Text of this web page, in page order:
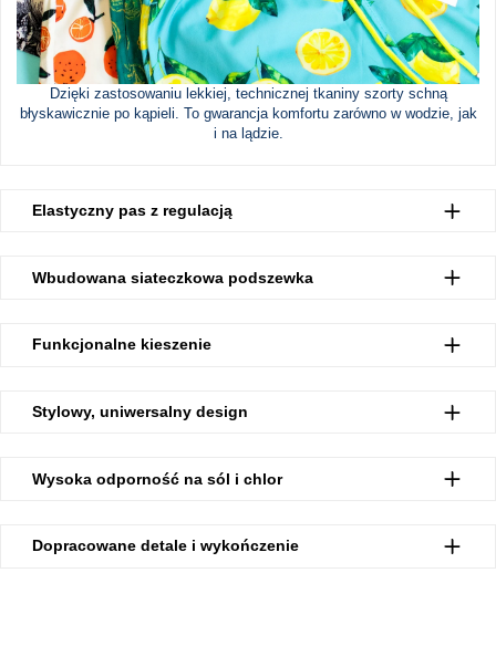
Dzięki zastosowaniu lekkiej, technicznej tkaniny szorty schną
błyskawicznie po kąpieli. To gwarancja komfortu zarówno w wodzie, jak
i na lądzie.
Elastyczny pas z regulacją
Wbudowana siateczkowa podszewka
Funkcjonalne kieszenie
Stylowy, uniwersalny design
Wysoka odporność na sól i chlor
Dopracowane detale i wykończenie